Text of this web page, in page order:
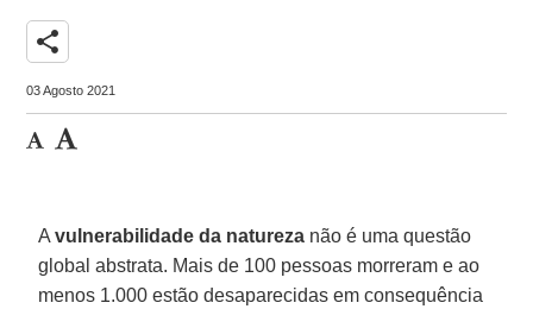
share
03 Agosto 2021
Avulnerabilidade da natureza não é uma questão
global abstrata. Mais de 100 pessoas morreram e ao
menos 1.000 estão desaparecidas em consequência